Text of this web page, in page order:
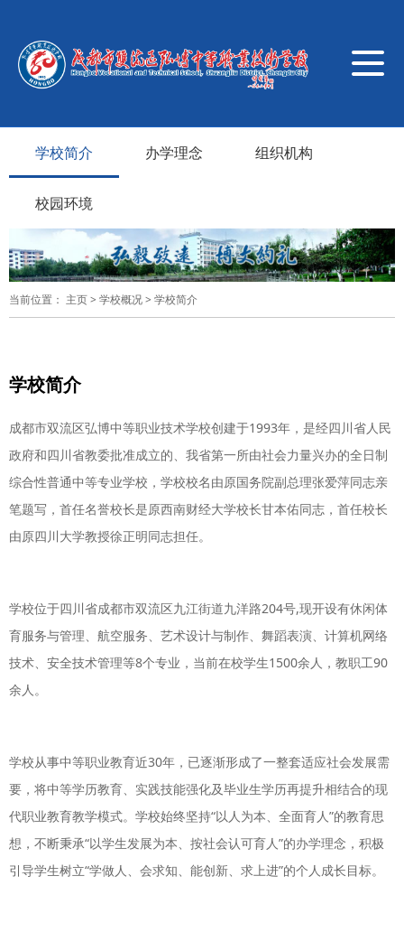
导
航
换
学校简介
办学理念 组织机构
校园环境
当前位置： 主页> 学校概况> 学校简介
学校简介
成都市双流区弘博中等职业技术学校创建于1993年，是经四川省人民
政府和四川省教委批准成立的、我省第一所由社会力量兴办的全日制
综合性普通中等专业学校，学校校名由原国务院副总理张爱萍同志亲
笔题写，首任名誉校长是原西南财经大学校长甘本佑同志，首任校长
由原四川大学教授徐正明同志担任。
学校位于四川省成都市双流区九江街道九洋路204号,现开设有休闲体
育服务与管理、航空服务、艺术设计与制作、舞蹈表演、计算机网络
技术、安全技术管理等8个专业，当前在校学生1500余人，教职工90
余人。
学校从事中等职业教育近30年，已逐渐形成了一整套适应社会发展需
要，将中等学历教育、实践技能强化及毕业生学历再提升相结合的现
代职业教育教学模式。学校始终坚持“以人为本、全面育人”的教育思
想，不断秉承“以学生发展为本、按社会认可育人”的办学理念，积极
引导学生树立“学做人、会求知、能创新、求上进”的个人成长目标。